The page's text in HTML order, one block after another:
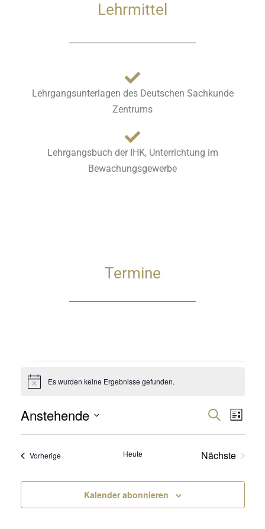
Lehrmittel
Lehrgangsunterlagen des Deutschen Sachkunde
Zentrums
Lehrgangsbuch der IHK, Unterrichtung im
Bewachungsgewerbe
Termine
HinweisEs wurden keine Ergebnisse gefunden.
und
SucheListe
Anstehende
Datum
wählen.
VorherigeVeranstaltungen Heute
Nächste
Kalender abonnieren